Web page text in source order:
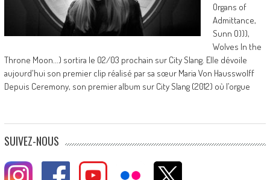
Organs of
Admittance,
Sunn O))),
Wolves In the
Throne Moon...) sortira le 02/03 prochain sur City Slang. Elle dévoile
aujourd'hui son premier clip réalisé par sa sœur Maria Von Hausswolff
Depuis Ceremony, son premier album sur City Slang (2012) où l’orgue
SUIVEZ-NOUS